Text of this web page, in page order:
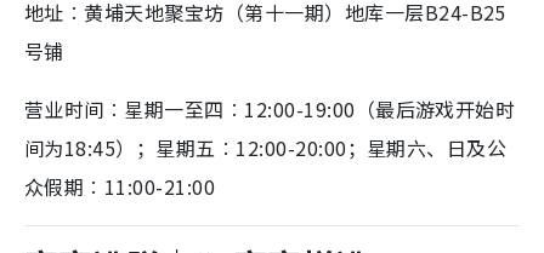
地址︰ 黄埔天地聚宝坊（第十一期）地库一层B24-B25
号铺
营业时间︰星期一至四︰12:00-19:00（最后游戏开始时
间为18:45）；星期五︰12:00-20:00；星期六、日及公
众假期︰11:00-21:00